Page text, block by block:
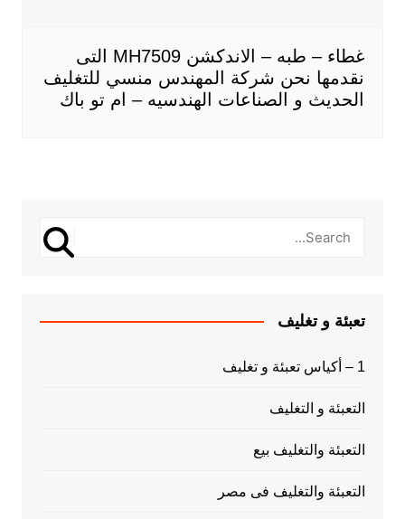
غطاء – طبه – الاندكشن MH7509 التى
نقدمها نحن شركة المهندس منسي للتغليف
الحديث و الصناعات الهندسيه – ام تو باك
تعبئة و تغليف
1 – أكياس تعبئة و تغليف
التعبئة و التغليف
التعبئة والتغليف بيع
التعبئة والتغليف فى مصر